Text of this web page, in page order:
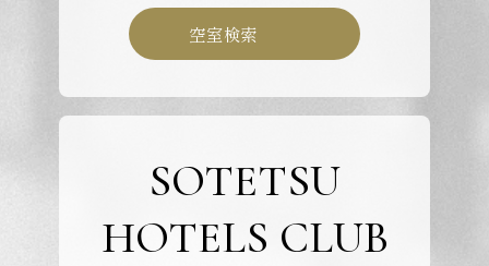
空室検索
SOTETSU
HOTELS CLUB